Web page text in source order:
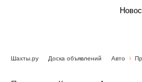
Шахты.ру Доска объявлений Авто